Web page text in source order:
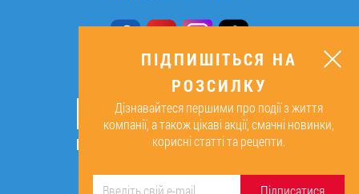
ПІДПИШІТЬСЯ НА РОЗСИЛКУ
ОК
Підписуючись, я даю згоду на
ПІДПИШІТЬСЯ НА
РОЗСИЛКУ
Дізнавайтеся першими про події з життя
компанії, а також цікаві акції, смачні новинки,
корисні статті та рецепти.
Підписатися